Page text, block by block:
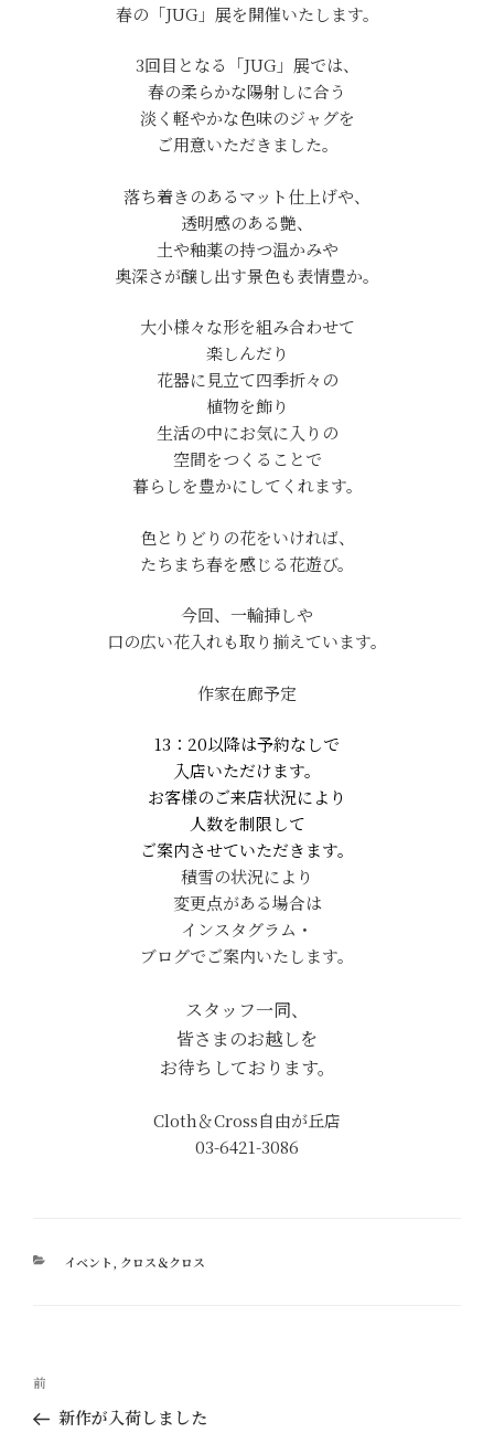
春の「JUG」展を開催いたします。
3回目となる「JUG」展では、
春の柔らかな陽射しに合う
淡く軽やかな色味のジャグを
ご用意いただきました。
落ち着きのあるマット仕上げや、
透明感のある艶、
土や釉薬の持つ温かみや
奥深さが醸し出す景色も表情豊か。
大小様々な形を組み合わせて
楽しんだり
花器に見立て四季折々の
植物を飾り
生活の中にお気に入りの
空間をつくることで
暮らしを豊かにしてくれます。
色とりどりの花をいければ、
たちまち春を感じる花遊び。
今回、一輪挿しや
口の広い花入れも取り揃えています。
作家在廊予定
13：20以降は予約なしで
入店いただけます。
お客様のご来店状況により
人数を制限して
ご案内させていただきます。
積雪の状況により
変更点がある場合は
インスタグラム・
ブログでご案内いたします。
スタッフ一同、
皆さまのお越しを
お待ちしております。
Cloth＆Cross自由が丘店
03-6421-3086
カ
イベント, クロス＆クロス
投
ナ
過
去
前
新作が入荷しました